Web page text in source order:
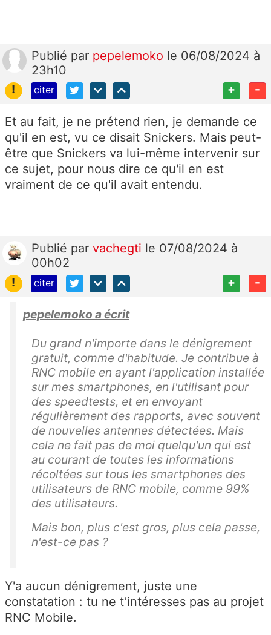
Publié par pepelemoko le 06/08/2024 à
23h10
!
citer + -
Et au fait, je ne prétend rien, je demande ce
qu'il en est, vu ce disait Snickers. Mais peut-
être que Snickers va lui-même intervenir sur
ce sujet, pour nous dire ce qu'il en est
vraiment de ce qu'il avait entendu.
Publié par vachegti le 07/08/2024 à
00h02
!
citer + -
pepelemoko a écrit
Du grand n'importe dans le dénigrement
gratuit, comme d'habitude. Je contribue à
RNC mobile en ayant l'application installée
sur mes smartphones, en l'utilisant pour
des speedtests, et en envoyant
régulièrement des rapports, avec souvent
de nouvelles antennes détectées. Mais
cela ne fait pas de moi quelqu'un qui est
au courant de toutes les informations
récoltées sur tous les smartphones des
utilisateurs de RNC mobile, comme 99%
des utilisateurs.
Mais bon, plus c'est gros, plus cela passe,
n'est-ce pas ?
Y'a aucun dénigrement, juste une
constatation : tu ne t’intéresses pas au projet
RNC Mobile.